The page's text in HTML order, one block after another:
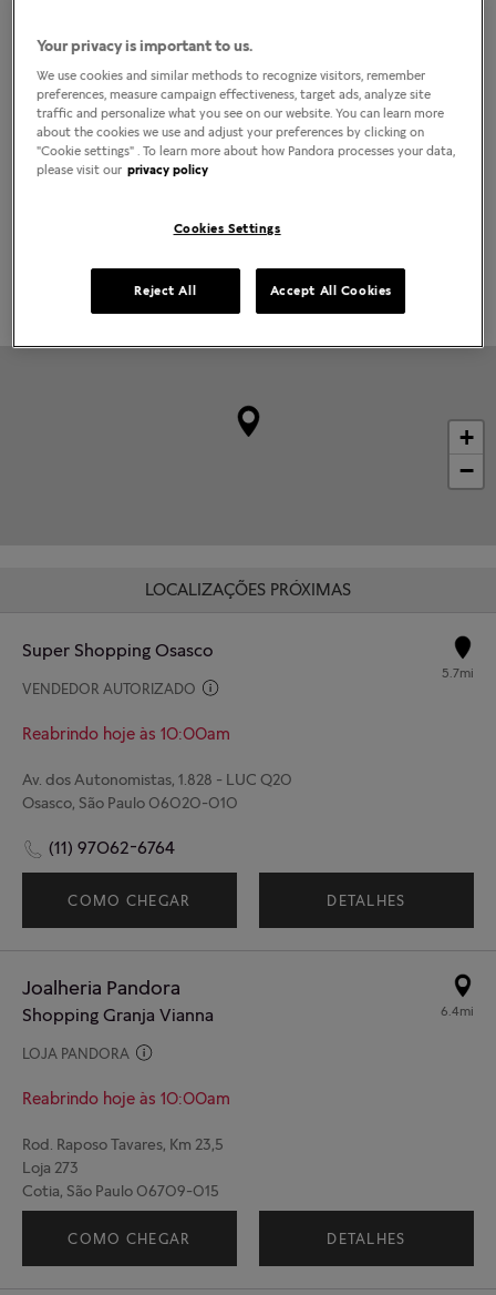
Horário da loja
Segunda-Feira
10:00am-10:00pm
Terça-Feira
10:00am-10:00pm
2:00pm-8:00pm
+
−
LOCALIZAÇÕES PRÓXIMAS
Super Shopping Osasco
VENDEDOR AUTORIZADO
Reabrindo hoje às 10:00am
5.7mi
Av. dos Autonomistas, 1.828 - LUC Q20
Osasco, São Paulo 06020-010
(11) 97062-6764
COMO CHEGAR DETALHES
Joalheria Pandora
Shopping Granja Vianna
LOJA PANDORA
Reabrindo hoje às 10:00am
6.4mi
Rod. Raposo Tavares, Km 23,5
Loja 273
Cotia, São Paulo 06709-015
(11) 4612-3332
COMO CHEGAR DETALHES
Your privacy is important to us.
We use cookies and similar methods to recognize visitors, remember
preferences, measure campaign effectiveness, target ads, analyze site
traffic and personalize what you see on our website. You can learn more
about the cookies we use and adjust your preferences by clicking on
"Cookie settings" . To learn more about how Pandora processes your data,
please visit our privacy policy
Cookies Settings
Reject All Accept All Cookies